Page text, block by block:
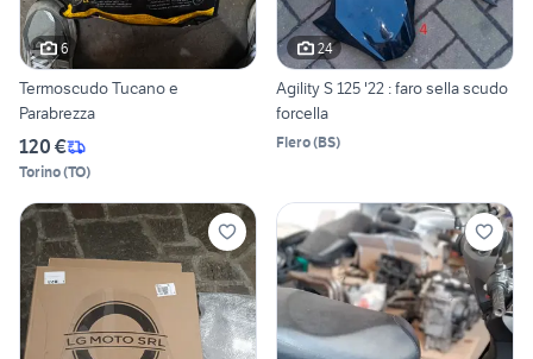
6
Termoscudo Tucano e
Parabrezza
120 €
Torino(TO)
24
Agility S 125 '22 : faro sella scudo
forcella
Flero(BS)